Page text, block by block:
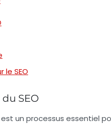
SEO
SEO
est un processus essentiel